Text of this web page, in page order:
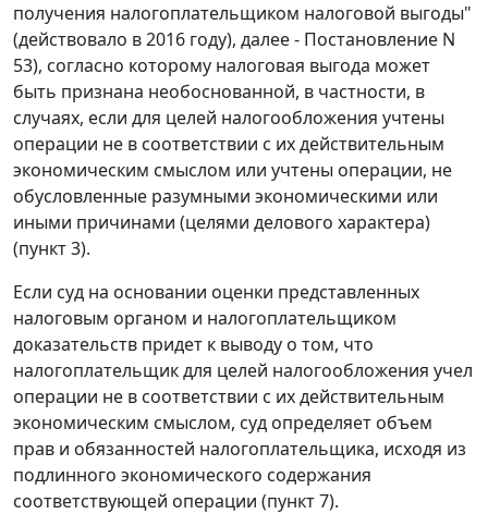
получения налогоплательщиком налоговой выгоды"
(действовало в 2016 году), далее - Постановление N
53), согласно которому налоговая выгода может
быть признана необоснованной, в частности, в
случаях, если для целей налогообложения учтены
операции не в соответствии с их действительным
экономическим смыслом или учтены операции, не
обусловленные разумными экономическими или
иными причинами (целями делового характера)
(пункт 3).
Если суд на основании оценки представленных
налоговым органом и налогоплательщиком
доказательств придет к выводу о том, что
налогоплательщик для целей налогообложения учел
операции не в соответствии с их действительным
экономическим смыслом, суд определяет объем
прав и обязанностей налогоплательщика, исходя из
подлинного экономического содержания
соответствующей операции (пункт 7).